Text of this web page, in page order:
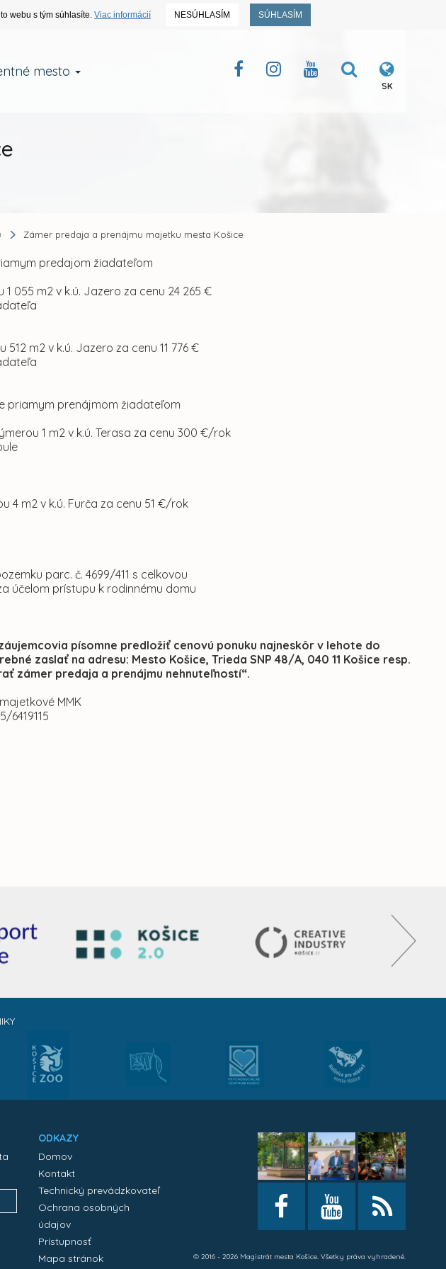
webu s tým súhlasíte. Viac informácií NESÚHLASÍM SÚHLASÍM
mesto
SK
Zámer predaja a prenájmu majetku mesta Košice
predajom žiadateľom
055 m2 v k.ú. Jazero za cenu 24 265 €
m2 v k.ú. Jazero za cenu 11 776 €
priamym prenájmom žiadateľom
1 m2 v k.ú. Terasa za cenu 300 €/rok
4 m2 v k.ú. Furča za cenu 51 €/rok
parc. č. 4699/411 s celkovou
účelom prístupu k rodinnému domu
písomne predložiť cenovú ponuku najneskôr v lehote do
zaslať na adresu: Mesto Košice, Trieda SNP 48/A, 040 11 Košice resp.
zámer predaja a prenájmu nehnuteľností“.
MMK
ODKAZY
Domov
Kontakt
Technický prevádzkovateľ
Ochrana osobných
údajov
Prístupnosť
Mapa stránok
© 2016 - 2026 Magistrát mesta Košice. Všetky práva vyhradené.